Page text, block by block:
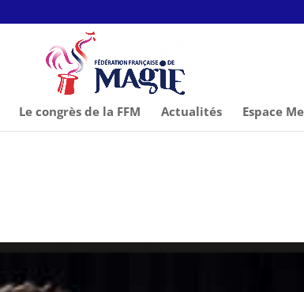
Le congrès de la FFM Actualités Espace